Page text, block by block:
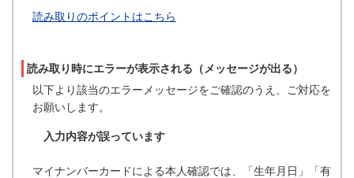
読み取りのポイントはこちら
読み取り時にエラーが表示される（メッセージが出る）
以下より該当のエラーメッセージをご確認のうえ、ご対応を
お願いします。
入力内容が誤っています
マイナンバーカードによる本人確認では、「生年月日」「有